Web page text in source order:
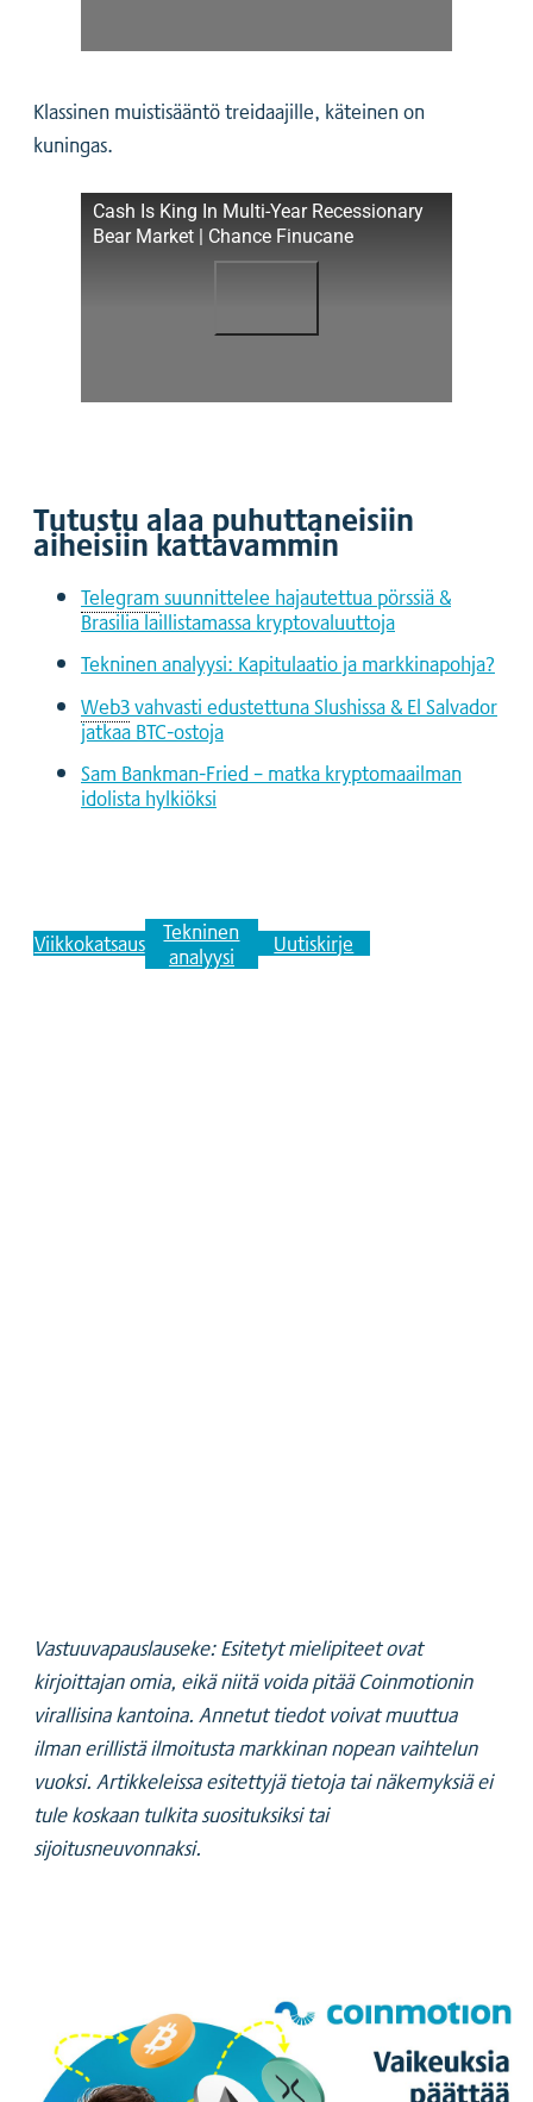
Klassinen muistisääntö treidaajille, käteinen on
kuningas.
Cash Is King In Multi-Year Recessionary
Bear Market | Chance Finucane
Tutustu alaa puhuttaneisiin
aiheisiin kattavammin
Telegramsuunnittelee hajautettua pörssiä &
Brasilia laillistamassa kryptovaluuttoja
Tekninen analyysi: Kapitulaatio ja markkinapohja?
Web3vahvasti edustettuna Slushissa & El Salvador
jatkaa BTC-ostoja
Sam Bankman-Fried – matka kryptomaailman
idolista hylkiöksi
Viikkokatsaus
Tekninen
analyysi
Uutiskirje
Vastuuvapauslauseke: Esitetyt mielipiteet ovat
kirjoittajan omia, eikä niitä voida pitää Coinmotionin
virallisina kantoina. Annetut tiedot voivat muuttua
ilman erillistä ilmoitusta markkinan nopean vaihtelun
vuoksi. Artikkeleissa esitettyjä tietoja tai näkemyksiä ei
tule koskaan tulkita suosituksiksi tai
sijoitusneuvonnaksi.